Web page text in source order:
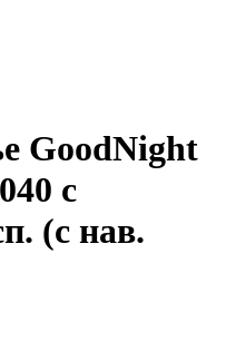
GoodNight
с
(с нав.